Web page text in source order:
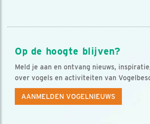
Op de hoogte blijven?
Meld je aan en ontvang nieuws,
over vogels en activiteiten van
AANMELDEN VOGELNIEUWS